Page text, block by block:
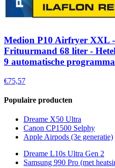
Medion P10 Airfryer XXL
Frituurmand 68 liter -
9 automatische
€75,57
Populaire producten
Dreame X50 Ultra
Canon CP1500 Selphy
Apple Airpods (3e generatie)
Dreame L10s Ultra Gen 2
Samsung 990 Pro (met